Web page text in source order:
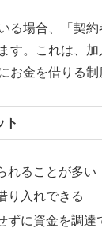
る場合、「契
す。これは、
お金を借りる制
ト
れることが多い
り入れできる
ずに資金を調達